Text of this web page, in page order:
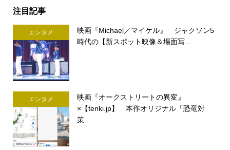
注目記事
エンタメ
映画『Michael／マイケル』 ジャクソン5
時代の【新スポット映像＆場面写...
エンタメ
映画『オークストリートの異変』
×【tenki.jp】 本作オリジナル「恐竜対
策...